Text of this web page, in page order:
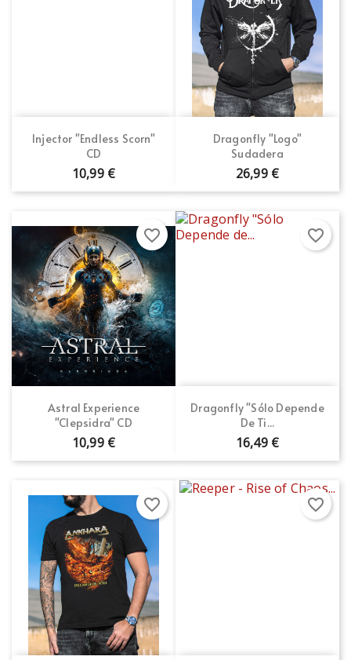
Injector "Endless Scorn"
CD
10,99 €
Dragonfly "Logo"
Sudadera
26,99 €
Astral Experience
"Clepsidra" CD
10,99 €
favorite_border
Dragonfly "Sólo Depende
De Ti...
16,49 €
favorite_border
favorite_border favorite_border